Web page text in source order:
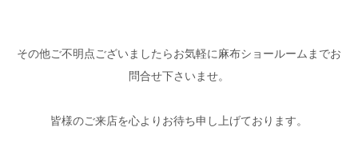
その他ご不明点ございましたらお気軽に麻布ショールームまでお
問合せ下さいませ。
皆様のご来店を心よりお待ち申し上げております。